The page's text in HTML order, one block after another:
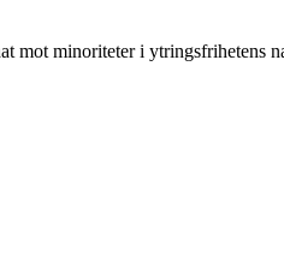
mot minoriteter i ytringsfrihetens